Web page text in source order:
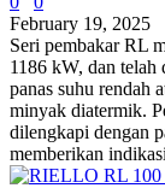
February 19, 2025
Seri pembakar RL
1186 kW, dan
panas suhu rendah
minyak diatermik.
dilengkapi dengan
memberikan